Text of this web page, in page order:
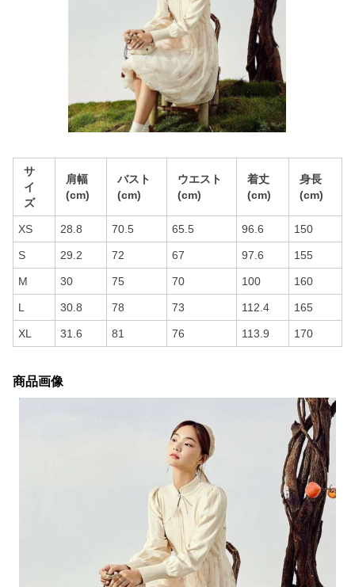
サ
イ
ズ
肩幅
(cm)
バスト
(cm)
ウエスト
(cm)
着丈
(cm)
身長
(cm)
XS 28.8 70.5 65.5 96.6 150
S 29.2 72 67 97.6 155
M 30 75 70 100 160
L 30.8 78 73 112.4 165
XL 31.6 81 76 113.9 170
商品画像